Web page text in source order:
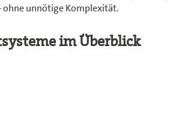
unnötige Komplexität.
im Überblick